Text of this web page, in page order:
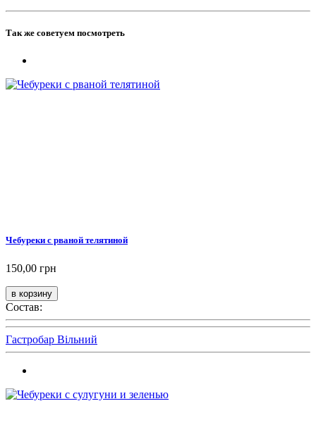
Так же советуем посмотреть
Чебуреки с рваной телятиной
150,00 грн
Состав:
Гастробар Вільний